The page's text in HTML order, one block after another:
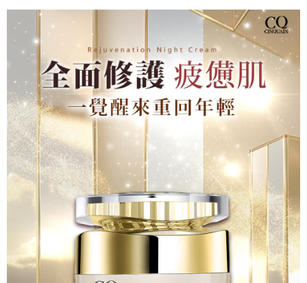
7-11取貨付款
每筆NT$85，滿NT$799(含以上)免運費
付款後7-11取貨
每筆NT$85，滿NT$599(含以上)免運費
宅配
每筆NT$85，滿NT$599(含以上)免運費
(FedEx)海外配送 查看運費